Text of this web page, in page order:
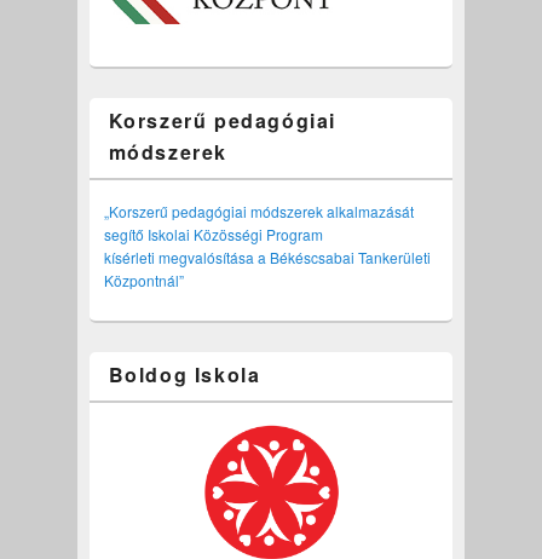
Korszerű pedagógiai
módszerek
„Korszerű pedagógiai módszerek alkalmazását
segítő Iskolai Közösségi Program
kísérleti megvalósítása a Békéscsabai Tankerületi
Központnál”
Boldog Iskola